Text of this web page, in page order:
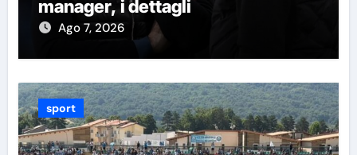
manager, i dettagli
Ago 7, 2026
sport